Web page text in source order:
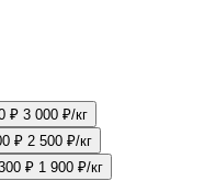
₽ 3 000 ₽/кг
₽ 2 500 ₽/кг
₽ 1 900 ₽/кг